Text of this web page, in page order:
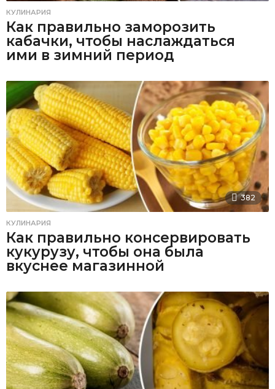
КУЛИНАРИЯ
Как правильно заморозить
кабачки, чтобы наслаждаться
ими в зимний период
382
КУЛИНАРИЯ
Как правильно консервировать
кукурузу, чтобы она была
вкуснее магазинной